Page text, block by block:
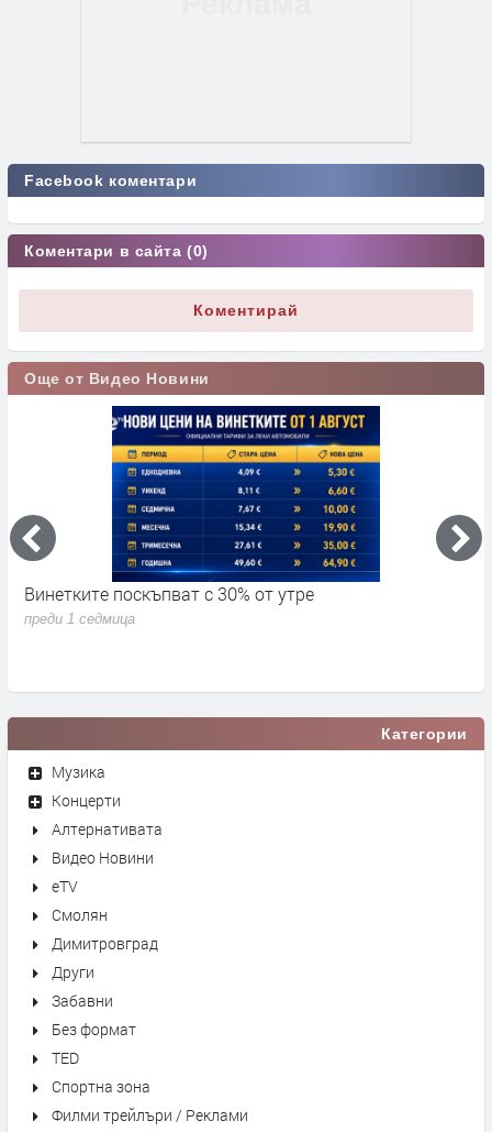
Facebook коментари
Коментари в сайта (0)
Коментирай
Още от Видео Новини
Винетките поскъпват с 30% от утре
преди 1 седмица
Категории
Музика
Концерти
Алтернативата
Видео Новини
eTV
Смолян
Димитровград
Други
Забавни
Без формат
TED
Спортна зона
Филми трейлъри / Реклами